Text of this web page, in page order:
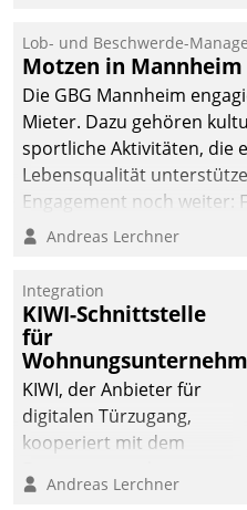
Lob- und Beschwerde-
Motzen in
Die GBG Mannheim
Mieter. Dazu gehören
sportliche Aktivitäten, die
Lebensqualität
Engagement noch weiter:
von Beschwerden – oder
und Beschwerde-
ein.
Andreas Lerchner
Integration
KIWI-Schnittstelle
für
KIWI, der Anbieter für
digitalen Türzugang,
kooperiert mit dem
Softwareentwicklungshaus
Andreas Lerchner